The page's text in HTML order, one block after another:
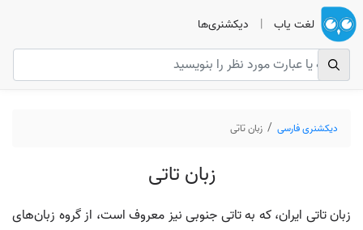
لغت یاب | دیکشنری‌ها
دیکشنری فارسی زبان تاتی
زبان تاتی
زبان تاتی ایران، که به تاتی جنوبی نیز معروف است، از گروه زبان‌های